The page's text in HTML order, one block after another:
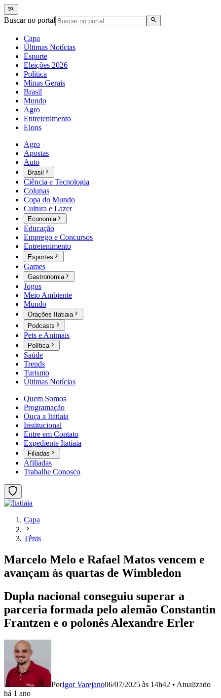
Buscar no portal
Capa
Últimas Notícias
Esporte
Eleições 2026
Política
Minas Gerais
Brasil
Mundo
Agro
Entretenimento
Eloos
Agro
Apostas
Auto
Brasil
Ciência e Tecnologia
Colunas
Copa do Mundo
Cultura e Lazer
Economia
Educação
Emprego e Concursos
Entretenimento
Esportes
Games
Gastronomia
Jogos
Meio Ambiente
Mundo
Orações Itatiaia
Podcasts
Pets e Animais
Política
Saúde
Trends
Turismo
Últimas Notícias
Quem Somos
Programação
Ouça a Itatiaia
Institucional
Entre em Contato
Expediente Itatiaia
Filiadas
Afiliadas
Trabalhe Conosco
Capa
Tênis
Marcelo Melo e Rafael Matos vencem e
avançam às quartas de Wimbledon
Dupla nacional conseguiu superar a
parceria formada pelo alemão Constantin
Frantzen e o polonês Alexandre Erler
PorIgor Varejano06/07/2025 às 14h42 • Atualizado
há 1 ano